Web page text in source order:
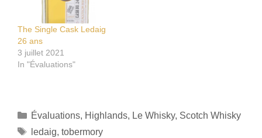
The Single Cask Ledaig
26 ans
3 juillet 2021
In "Évaluations"
Catégories
Évaluations, Highlands, Le Whisky, Scotch Whisky
Étiquettes
ledaig, tobermory